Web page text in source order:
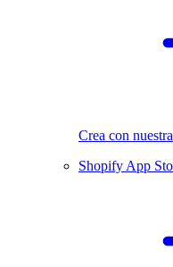
Crea con
Shopify App